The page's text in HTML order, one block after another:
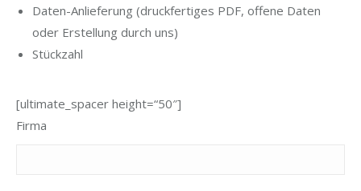
Daten-Anlieferung (druckfertiges PDF, offene Daten
oder Erstellung durch uns)
Stückzahl
[ultimate_spacer height=“50″]
Firma